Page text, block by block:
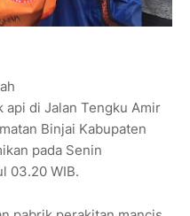
api di Jalan Tengku Amir
Binjai Kabupaten
pada Senin
03.20 WIB.